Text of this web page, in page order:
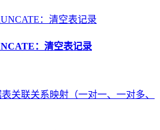
：清空表记录